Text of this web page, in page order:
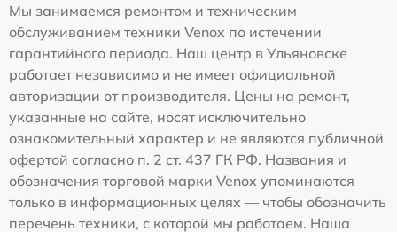
Мы занимаемся ремонтом и техническим
обслуживанием техники Venox по истечении
гарантийного периода. Наш центр в Ульяновске
работает независимо и не имеет официальной
авторизации от производителя. Цены на ремонт,
указанные на сайте, носят исключительно
ознакомительный характер и не являются публичной
офертой согласно п. 2 ст. 437 ГК РФ. Названия и
обозначения торговой марки Venox упоминаются
только в информационных целях — чтобы обозначить
перечень техники, с которой мы работаем. Наша